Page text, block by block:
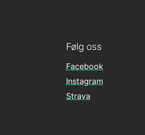
Følg oss
Facebook
Instagram
Strava